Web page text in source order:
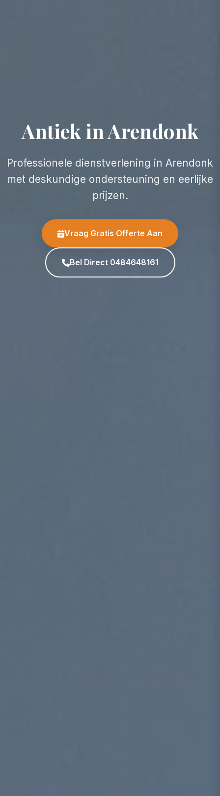
Antiek in Arendonk
Professionele dienstverlening in Arendonk
met deskundige ondersteuning en eerlijke
prijzen.
Vraag Gratis Offerte Aan
Bel Direct 0484648161